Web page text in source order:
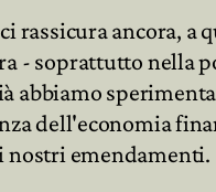
rassicura ancora,
- soprattutto nella
abbiamo
dell'economia
nostri emendamenti.